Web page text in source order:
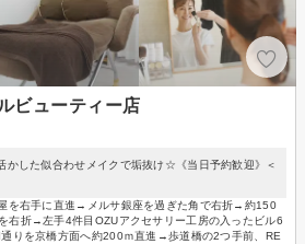
ビューティー店
かした似合わせメイクで垢抜け☆《当日予約歓迎》＜
を右手に直進→メルサ銀座を過ぎた角で右折→約150
右折→左手4件目OZUアクセサリー工房の入ったビル6
りを京橋方面へ約200ｍ直進→歩道橋の2つ手前、RE